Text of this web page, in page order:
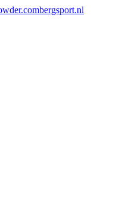
bergsport.nl